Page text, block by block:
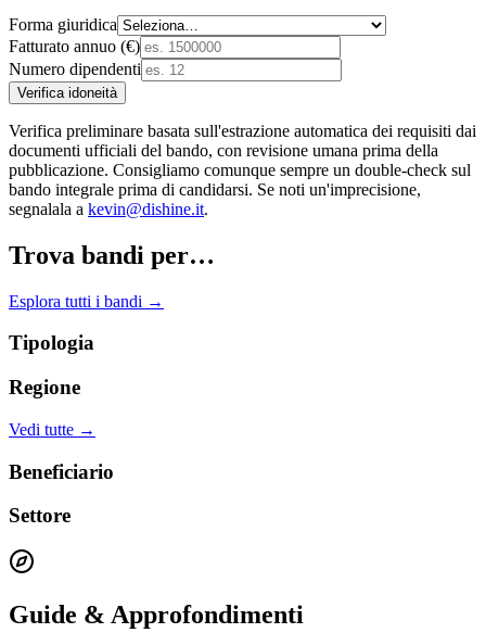
Forma giuridica
Fatturato annuo (€)
Numero dipendenti
Verifica idoneità
Verifica preliminare basata sull'estrazione automatica dei requisiti dai
documenti ufficiali del bando, con revisione umana prima della
pubblicazione. Consigliamo comunque sempre un double-check sul
bando integrale prima di candidarsi. Se noti un'imprecisione,
segnalala a kevin@dishine.it.
Trova bandi per…
Esplora tutti i bandi →
Tipologia
Regione
Vedi tutte →
Beneficiario
Settore
Guide & Approfondimenti